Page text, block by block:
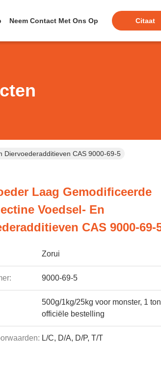
Neem Contact Met Ons Op Citaat
Diervoederadditieven CAS 9000-69-5
Laag Gemodificeerde
Voedsel- En
CAS 9000-69-
Zorui
9000-69-5
500g/1kg/25kg voor monster, 1
officiële bestelling
L/C, D/A, D/P, T/T